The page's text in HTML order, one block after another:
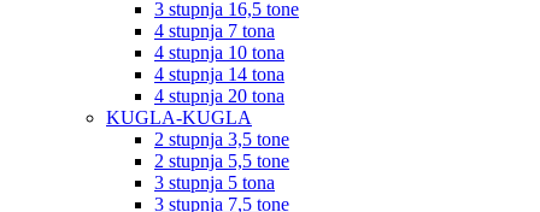
3 stupnja 16,5 tone
4 stupnja 7 tona
4 stupnja 10 tona
4 stupnja 14 tona
4 stupnja 20 tona
KUGLA-KUGLA
2 stupnja 3,5 tone
2 stupnja 5,5 tone
3 stupnja 5 tona
3 stupnja 7,5 tone